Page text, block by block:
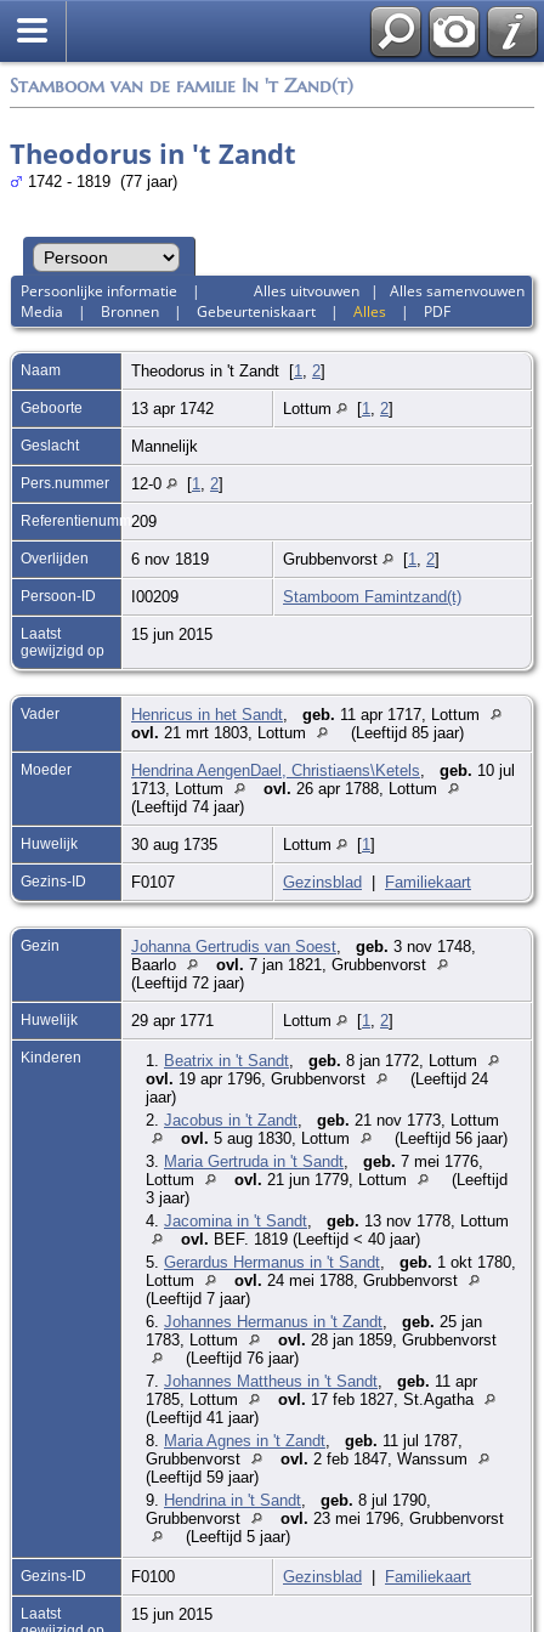
Stamboom van de familie In 't Zand(t)
Theodorus in 't Zandt
1742 - 1819 (77 jaar)
Alles uitvouwen | Alles samenvouwen
Persoonlijke informatie |
Media | Bronnen |Gebeurteniskaart |Alles | PDF
Naam Theodorus in 't Zandt [1 2]
Geboorte 13 apr 1742 Lottum [1 2]
Geslacht Mannelijk
Pers.nummer 12-0 [1 2]
Referentienummer209
Overlijden 6 nov 1819 Grubbenvorst [1 2]
Persoon-ID I00209 Stamboom Famintzand(t)
Laatst
gewijzigd op
15 jun 2015
Vader Henricus in het Sandt geb. 11 apr 1717, Lottum
ovl. 21 mrt 1803, Lottum (Leeftijd 85 jaar)
Moeder Hendrina AengenDael, Christiaens\Ketels geb. 10 jul
1713, Lottum
ovl. 26 apr 1788, Lottum
(Leeftijd 74 jaar)
Huwelijk 30 aug 1735 Lottum [1]
Gezins-ID F0107 Gezinsblad | Familiekaart
Gezin Johanna Gertrudis van Soest geb. 3 nov 1748,
Baarlo
ovl. 7 jan 1821, Grubbenvorst
(Leeftijd 72 jaar)
Huwelijk 29 apr 1771 Lottum [1 2]
Kinderen 1. Beatrix in 't Sandt geb. 8 jan 1772, Lottum
ovl. 19 apr 1796, Grubbenvorst
(Leeftijd 24
jaar)
2. Jacobus in 't Zandt geb. 21 nov 1773, Lottum
ovl. 5 aug 1830, Lottum
(Leeftijd 56 jaar)
3. Maria Gertruda in 't Sandt geb. 7 mei 1776,
Lottum
ovl. 21 jun 1779, Lottum
(Leeftijd
3 jaar)
4. Jacomina in 't Sandt geb. 13 nov 1778, Lottum
ovl. BEF. 1819 (Leeftijd < 40 jaar)
5. Gerardus Hermanus in 't Sandt geb. 1 okt 1780,
Lottum
ovl. 24 mei 1788, Grubbenvorst
(Leeftijd 7 jaar)
6. Johannes Hermanus in 't Zandt geb. 25 jan
1783, Lottum
ovl. 28 jan 1859, Grubbenvorst
(Leeftijd 76 jaar)
7. Johannes Mattheus in 't Sandt geb. 11 apr
1785, Lottum
ovl. 17 feb 1827, St.Agatha
(Leeftijd 41 jaar)
8. Maria Agnes in 't Zandt geb. 11 jul 1787,
Grubbenvorst
ovl. 2 feb 1847, Wanssum
(Leeftijd 59 jaar)
9. Hendrina in 't Sandt geb. 8 jul 1790,
Grubbenvorst
ovl. 23 mei 1796, Grubbenvorst
(Leeftijd 5 jaar)
Gezins-ID F0100 Gezinsblad | Familiekaart
Laatst
15 jun 2015